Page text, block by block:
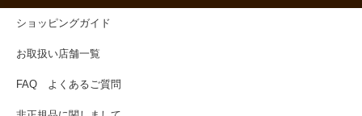
ショッピングガイド
お取扱い店舗一覧
FAQ よくあるご質問